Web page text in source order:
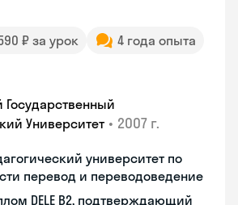
₽ за урок
4 года опыта
Государственный
Университет • 2007 г.
университет по
перевод и переводоведение
DELE B2, подтверждающий